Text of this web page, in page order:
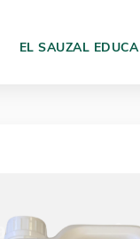
EL SAUZAL EDUCA